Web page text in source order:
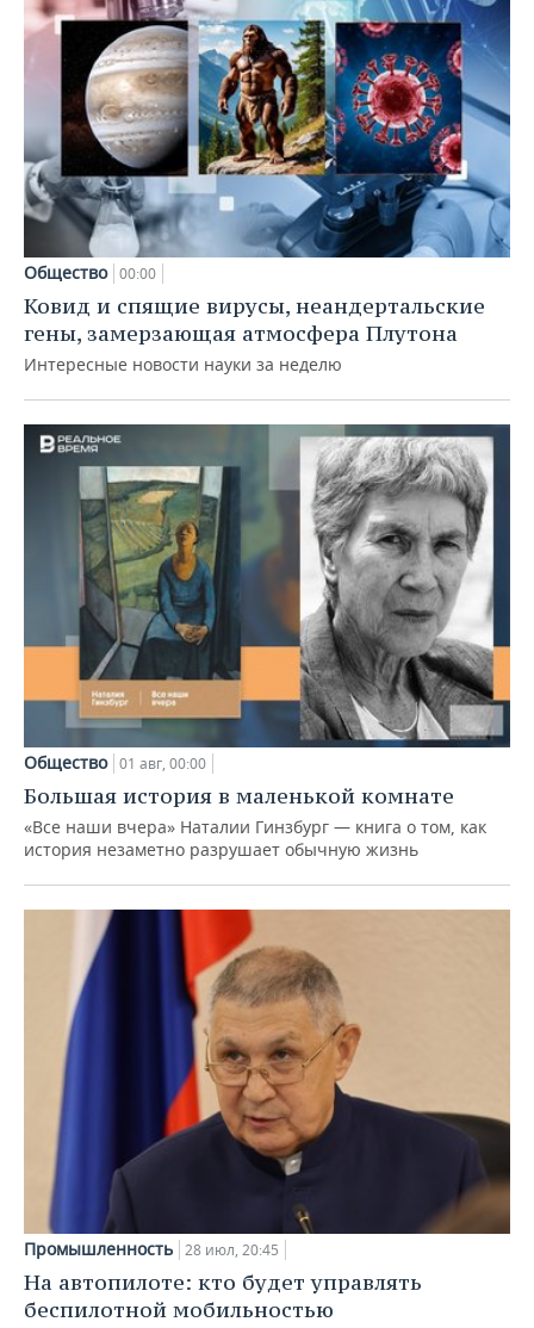
Общество 00:00
Ковид и спящие вирусы, неандертальские
гены, замерзающая атмосфера Плутона
Интересные новости науки за неделю
Общество 01 авг, 00:00
Большая история в маленькой комнате
«Все наши вчера» Наталии Гинзбург — книга о том, как
история незаметно разрушает обычную жизнь
Промышленность 28 июл, 20:45
На автопилоте: кто будет управлять
беспилотной мобильностью